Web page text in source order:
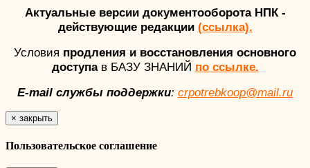
Актуальные версии документооборота НПК -
действующие редакции (ссылка).
Условия продления и восстановления основного
доступав БАЗУ ЗНАНИЙ по ссылке.
E-mail службы поддержки: crpotrebkoop@mail.ru
× закрыть
Пользовательское соглашение